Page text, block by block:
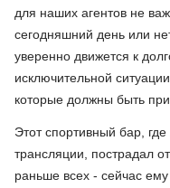
для наших агентов не
сегодняшний день или
уверенно движется к
исключительной
которые должны быть
Этот спортивный бар,
трансляции, пострадал
раньше всех - сейчас